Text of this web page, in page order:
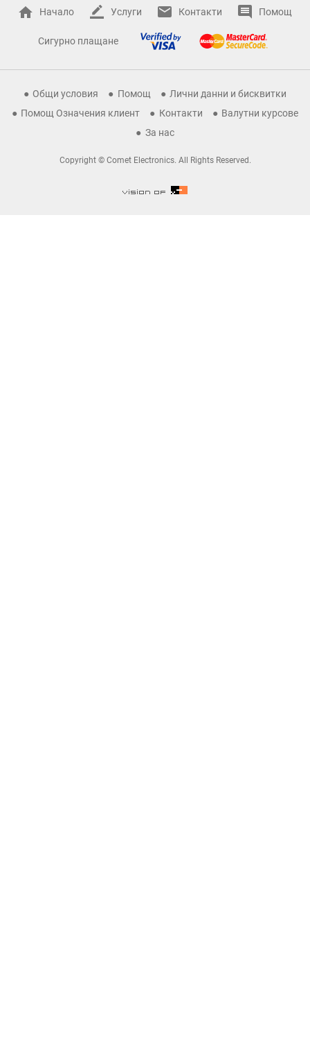
Начало Услуги Контакти Помощ
Сигурно плащане
Общи условия Помощ
Лични данни и бисквитки
Помощ Означения клиент
Контакти
Валутни курсове
За нас
Copyright © Comet Electronics. All Rights Reserved.